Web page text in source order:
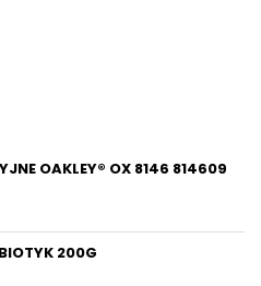
OAKLEY® OX 8146 814609
200G